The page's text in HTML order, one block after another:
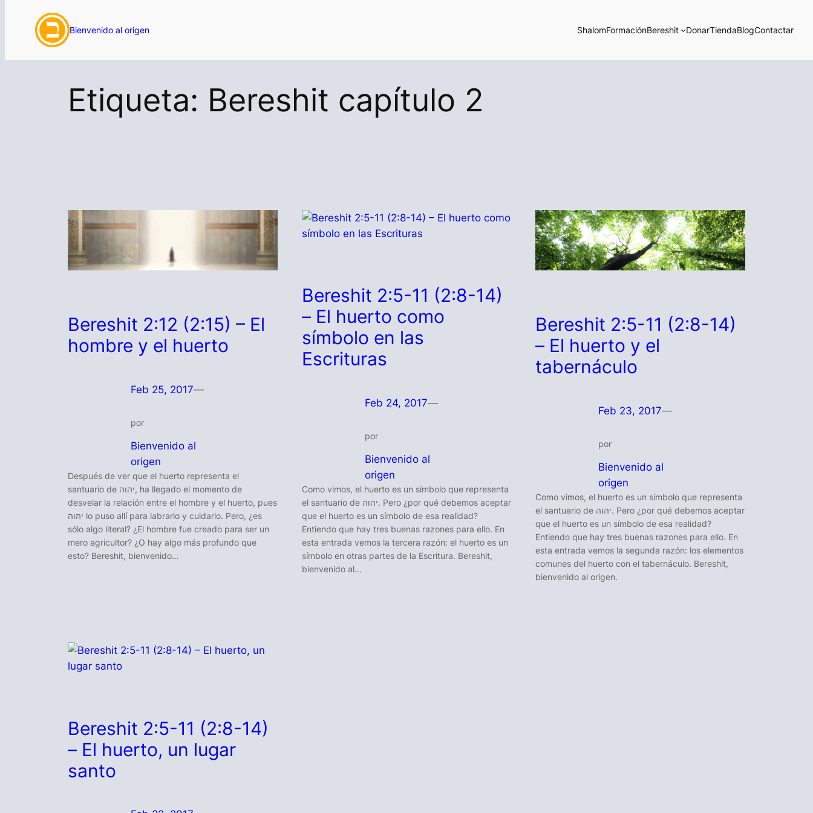
contenido
Bienvenido al origen ShalomFormaciónBereshit DonarTiendaBlogContactar
Etiqueta: Bereshit capítulo 2
Bereshit 2:12 (2:15) – El
hombre y el huerto
Feb 25, 2017—
por
Bienvenido al
origen
Después de ver que el huerto representa el
santuario de יהוה, ha llegado el momento de
desvelar la relación entre el hombre y el huerto, pues
יהוה lo puso allí para labrarlo y cuidarlo. Pero, ¿es
sólo algo literal? ¿El hombre fue creado para ser un
mero agricultor? ¿O hay algo más profundo que
esto? Bereshit, bienvenido…
Bereshit 2:5-11 (2:8-14)
– El huerto como
símbolo en las
Escrituras
Feb 24, 2017—
por
Bienvenido al
origen
Como vimos, el huerto es un símbolo que representa
el santuario de יהוה. Pero ¿por qué debemos aceptar
que el huerto es un símbolo de esa realidad?
Entiendo que hay tres buenas razones para ello. En
esta entrada vemos la tercera razón: el huerto es un
símbolo en otras partes de la Escritura. Bereshit,
bienvenido al…
Bereshit 2:5-11 (2:8-14)
– El huerto y el
tabernáculo
Feb 23, 2017—
por
Bienvenido al
origen
Como vimos, el huerto es un símbolo que representa
el santuario de יהוה. Pero ¿por qué debemos aceptar
que el huerto es un símbolo de esa realidad?
Entiendo que hay tres buenas razones para ello. En
esta entrada vemos la segunda razón: los elementos
comunes del huerto con el tabernáculo. Bereshit,
bienvenido al origen.
Bereshit 2:5-11 (2:8-14)
– El huerto, un lugar
santo